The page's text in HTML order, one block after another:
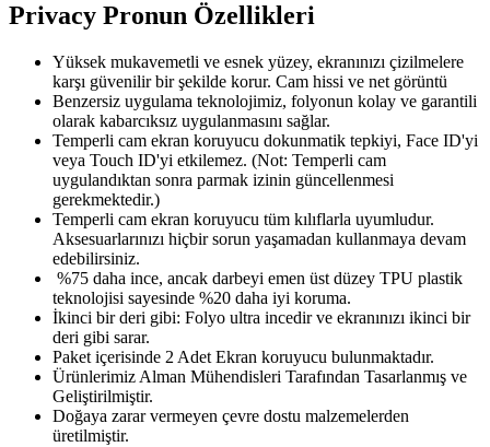
Privacy Pronun Özellikleri
Yüksek mukavemetli ve esnek yüzey, ekranınızı çizilmelere
karşı güvenilir bir şekilde korur. Cam hissi ve net görüntü
Benzersiz uygulama teknolojimiz, folyonun kolay ve garantili
olarak kabarcıksız uygulanmasını sağlar.
Temperli cam ekran koruyucu dokunmatik tepkiyi, Face ID'yi
veya Touch ID'yi etkilemez. (Not: Temperli cam
uygulandıktan sonra parmak izinin güncellenmesi
gerekmektedir.)
Temperli cam ekran koruyucu tüm kılıflarla uyumludur.
Aksesuarlarınızı hiçbir sorun yaşamadan kullanmaya devam
edebilirsiniz.
%75 daha ince, ancak darbeyi emen üst düzey TPU plastik
teknolojisi sayesinde %20 daha iyi koruma.
İkinci bir deri gibi: Folyo ultra incedir ve ekranınızı ikinci bir
deri gibi sarar.
Paket içerisinde 2 Adet Ekran koruyucu bulunmaktadır.
Ürünlerimiz Alman Mühendisleri Tarafından Tasarlanmış ve
Geliştirilmiştir.
Doğaya zarar vermeyen çevre dostu malzemelerden
üretilmiştir.